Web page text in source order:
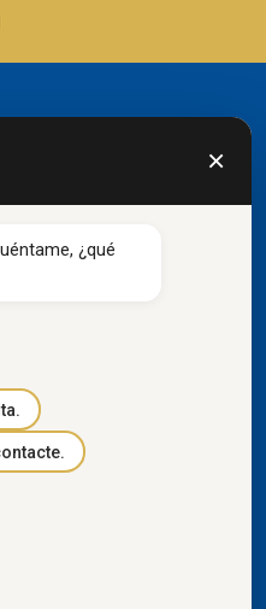
de
por su diseño
primera línea.
Ecuador
×
¿qué